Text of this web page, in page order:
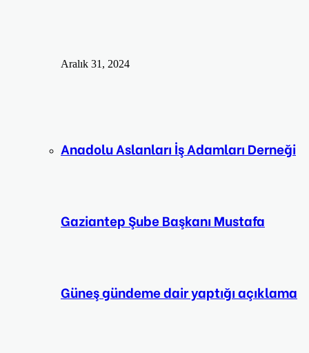
Aralık 31, 2024
Anadolu Aslanları İş Adamları Derneği
Gaziantep Şube Başkanı Mustafa
Güneş gündeme dair yaptığı açıklama